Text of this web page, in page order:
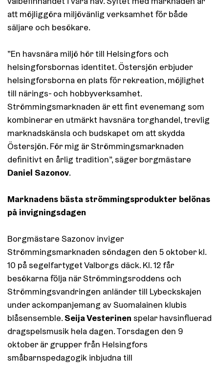
att möjliggöra miljövänlig verksamhet för både
säljare och besökare.
”En havsnära miljö hör till Helsingfors och
helsingforsbornas identitet. Östersjön erbjuder
helsingforsborna en plats för rekreation, möjlighet
till närings- och hobbyverksamhet.
Strömmingsmarknaden är ett fint evenemang som
kombinerar en utmärkt havsnära torghandel, trevlig
marknadskänsla och budskapet om att skydda
Östersjön. För mig är Strömmingsmarknaden
definitivt en årlig tradition”, säger borgmästare
Daniel Sazonov.
Marknadens bästa strömmingsprodukter belönas
på invigningsdagen
Borgmästare Sazonov inviger
Strömmingsmarknaden söndagen den 5 oktober kl.
10 på segelfartyget Valborgs däck. Kl. 12 får
besökarna följa när Strömmingsroddens och
Strömmingsvandringen anländer till Lybeckskajen
under ackompanjemang av Suomalainen klubis
blåsensemble.Seija Vesterinen spelar havsinfluerad
dragspelsmusik hela dagen. Torsdagen den 9
oktober är grupper från Helsingfors
småbarnspedagogik inbjudna till